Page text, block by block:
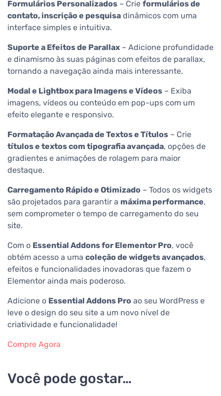
Formulários Personalizados – Crie formulários de
contato, inscrição e pesquisa dinâmicos com uma
interface simples e intuitiva.
Suporte a Efeitos de Parallax – Adicione profundidade
e dinamismo às suas páginas com efeitos de parallax,
tornando a navegação ainda mais interessante.
Modal e Lightbox para Imagens e Vídeos – Exiba
imagens, vídeos ou conteúdo em pop-ups com um
efeito elegante e responsivo.
Formatação Avançada de Textos e Títulos – Crie
títulos e textos com tipografia avançada, opções de
gradientes e animações de rolagem para maior
destaque.
Carregamento Rápido e Otimizado – Todos os widgets
são projetados para garantir a máxima performance,
sem comprometer o tempo de carregamento do seu
site.
Com o Essential Addons for Elementor Pro, você
obtém acesso a uma coleção de widgets avançados,
efeitos e funcionalidades inovadoras que fazem o
Elementor ainda mais poderoso.
Adicione o Essential Addons Pro ao seu WordPress e
leve o design do seu site a um novo nível de
criatividade e funcionalidade!
Compre Agora
Você pode gostar…